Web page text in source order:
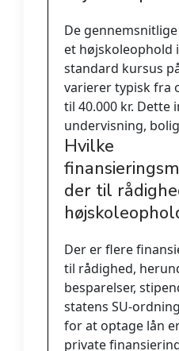
De
et højskoleophold
standard kursus
varierer typisk fra
til 40.000 kr.
undervisning,
Hvilke
der til
Der er flere
til rådighed,
besparelser,
statens SU-
for at optage lån
private